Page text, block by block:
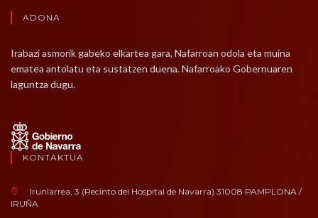
ADONA
Irabazi asmorik gabeko elkartea gara, Nafarroan odola eta muina
ematea antolatu eta sustatzen duena. Nafarroako Gobernuaren
laguntza dugu.
KONTAKTUA
Irunlarrea, 3 (Recinto del Hospital de Navarra) 31008 PAMPLONA /
IRUÑA